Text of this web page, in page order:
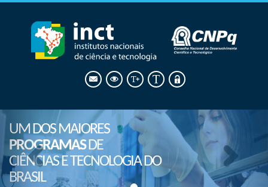
UM DOS MAIORES
PROGRAMASDE
CIÊNCIAS E TECNOLOGIA DO
BRASIL